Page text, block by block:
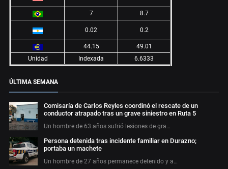
7 8.7
0.02 0.2
44.15
49.01
Unidad
Indexada 6.6333
ÚLTIMA SEMANA
Comisaría de Carlos Reyles coordinó el rescate de un
conductor atrapado tras un grave siniestro en Ruta 5
Un hombre de 63 años sufrió lesiones de gra…
Persona detenida tras incidente familiar en Durazno;
portaba un machete
Un hombre de 27 años permanece detenido y a…